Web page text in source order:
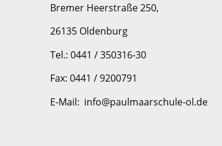
Bremer Heerstraße 250,
26135 Oldenburg
Tel.: 0441 / 350316-30
Fax: 0441 / 9200791
E-Mail: info@paulmaarschule-ol.de